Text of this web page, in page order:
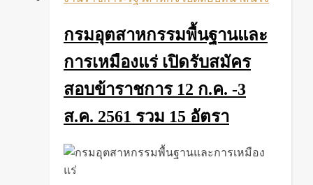
กรมอุตสาหกรรมพื้นฐานและ
การเหมืองแร่ เปิดรับสมัคร
สอบข้าราชการ 12 ก.ค. -3
ส.ค. 2561 รวม 15 อัตรา